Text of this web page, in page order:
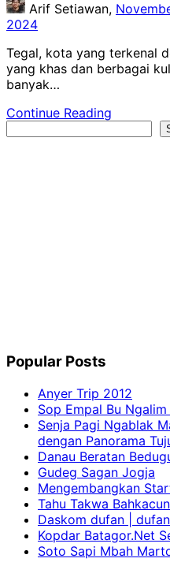
Arif Setiawan,
2024
Tegal, kota yang terkenal
yang khas dan berbagai
banyak…
Continue Reading
Popular Posts
Anyer Trip 2012
Sop Empal Bu
Senja Pagi Ngablak
dengan Panorama
Danau Beratan
Gudeg Sagan Jogja
Mengembangkan
Tahu Takwa
Daskom dufan |
Kopdar Batagor.Net
Soto Sapi Mbah